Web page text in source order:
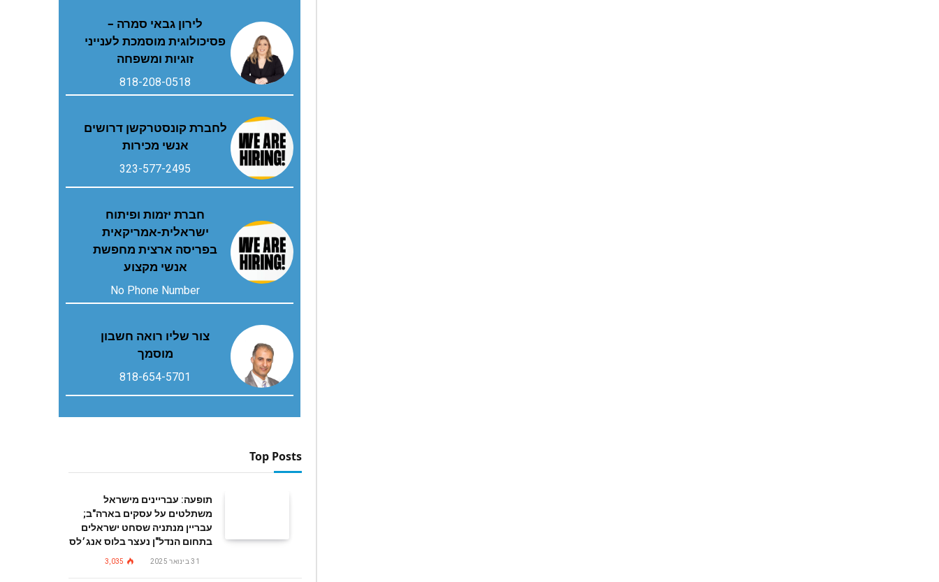
לירון גבאי סמרה –
פסיכולוגית מוסמכת לענייני
זוגיות ומשפחה
818-208-0518
לחברת קונסטרקשן דרושים
אנשי מכירות
323-577-2495
חברת יזמות ופיתוח
ישראלית-אמריקאית
בפריסה ארצית מחפשת
אנשי מקצוע
No Phone Number
צור שליו רואה חשבון
מוסמך
818-654-5701
Top Posts
תופעה: עבריינים מישראל
משתלטים על עסקים בארה"ב;
עבריין מנתניה שסחט ישראלים
בתחום הנדל"ן נעצר בלוס אנג׳לס
31 בינואר 2025 3,035